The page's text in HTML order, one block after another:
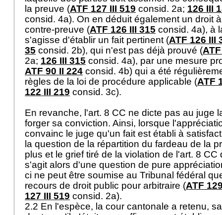
la preuve (ATF 127 III 519 consid. 2a; 126 III
consid. 4a). On en déduit également un droit
contre-preuve (ATF 126 III 315 consid. 4a), à
s'agisse d'établir un fait pertinent (ATF 126 III
35 consid. 2b), qui n'est pas déjà prouvé (
2a; 126 III 315 consid. 4a), par une mesure
ATF 90 II 224 consid. 4b) qui a été
règles de la loi de procédure applicable (ATF
122 III 219 consid. 3c).
En revanche, l'art. 8 CC ne dicte pas au juge
forger sa conviction. Ainsi, lorsque
convainc le juge qu'un fait est établi à
la question de la répartition du fardeau de la
plus et le grief tiré de la violation de l'art. 8 CC
s'agit alors d'une question de pure
ci ne peut être soumise au Tribunal fédéral
recours de droit public pour arbitraire (ATF
127 III 519 consid. 2a).
2.2 En l'espèce, la cour cantonale a retenu,